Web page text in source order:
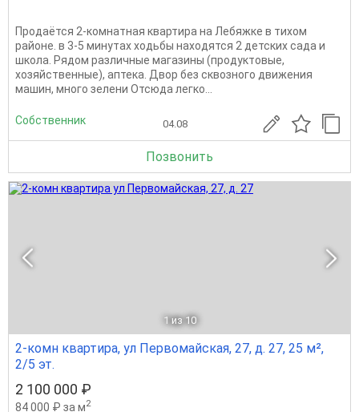
Продаётся 2-комнатная квартира на Лебяжке в тихом
районе. в 3-5 минутах ходьбы находятся 2 детских сада и
школа. Рядом различные магазины (продуктовые,
хозяйственные), аптека. Двор без сквозного движения
машин, много зелени Отсюда легко...
Собственник 04.08
Позвонить
1 из 10
2-комн квартира, ул Первомайская, 27, д. 27, 25 м²,
2/5 эт.
2 100 000 ₽
84 000 ₽ за м2